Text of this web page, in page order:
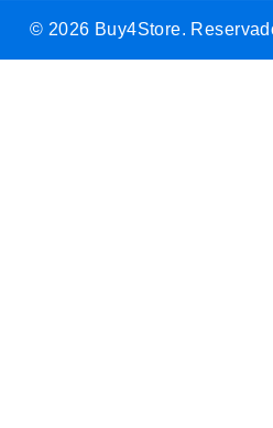
© 2026 Buy4Store.